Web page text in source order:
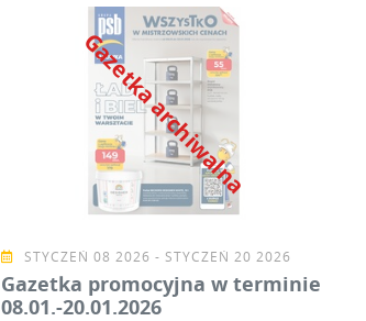
Gazetka archiwalna
STYCZEŃ 08 2026 - STYCZEŃ 20 2026
Gazetka promocyjna w terminie
08.01.-20.01.2026